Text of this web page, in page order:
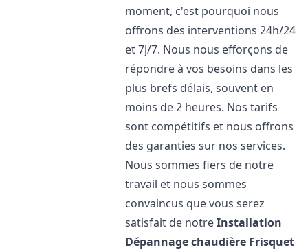
moment, c'est pourquoi nous
offrons des interventions 24h/24
et 7j/7. Nous nous efforçons de
répondre à vos besoins dans les
plus brefs délais, souvent en
moins de 2 heures. Nos tarifs
sont compétitifs et nous offrons
des garanties sur nos services.
Nous sommes fiers de notre
travail et nous sommes
convaincus que vous serez
satisfait de notreInstallation
Dépannage chaudière Frisquet